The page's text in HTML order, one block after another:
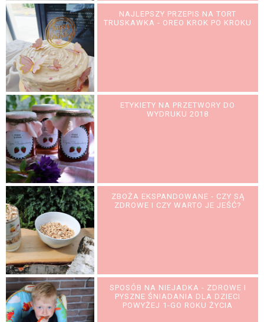
NAJLEPSZY PRZEPIS NA TORT
TRUSKAWKA - OREO KROK PO KROKU
ETYKIETY NA PRZETWORY DO
WYDRUKU 2018
ZBOŻA EKSPANDOWANE - CZY SĄ
ZDROWE I CZY WARTO JE JEŚĆ?
SPOSÓB NA NIEJADKA - ZDROWE I
PYSZNE ŚNIADANIA DLA DZIECI
POWYŻEJ 1-GO ROKU ŻYCIA